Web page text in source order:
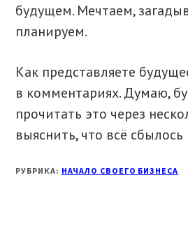
будущем. Мечтаем,
планируем.
Как представляете
в комментариях. Думаю,
прочитать это через
выяснить, что всё сбылось
РУБРИКА: НАЧАЛО СВОЕГО БИЗНЕСА